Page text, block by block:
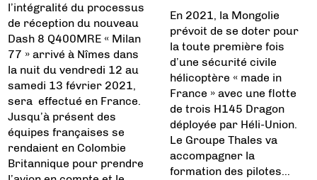
l’intégralité du processus
de réception du nouveau
Dash 8 Q400MRE « Milan
77 » arrivé à Nîmes dans
la nuit du vendredi 12 au
samedi 13 février 2021,
sera effectué en France.
Jusqu’à présent des
équipes françaises se
rendaient en Colombie
Britannique pour prendre
En 2021, la Mongolie
prévoit de se doter pour
la toute première fois
d’une sécurité civile
hélicoptère « made in
France » avec une flotte
de trois H145 Dragon
déployée par Héli-Union.
Le Groupe Thales va
accompagner la
formation des pilotes…